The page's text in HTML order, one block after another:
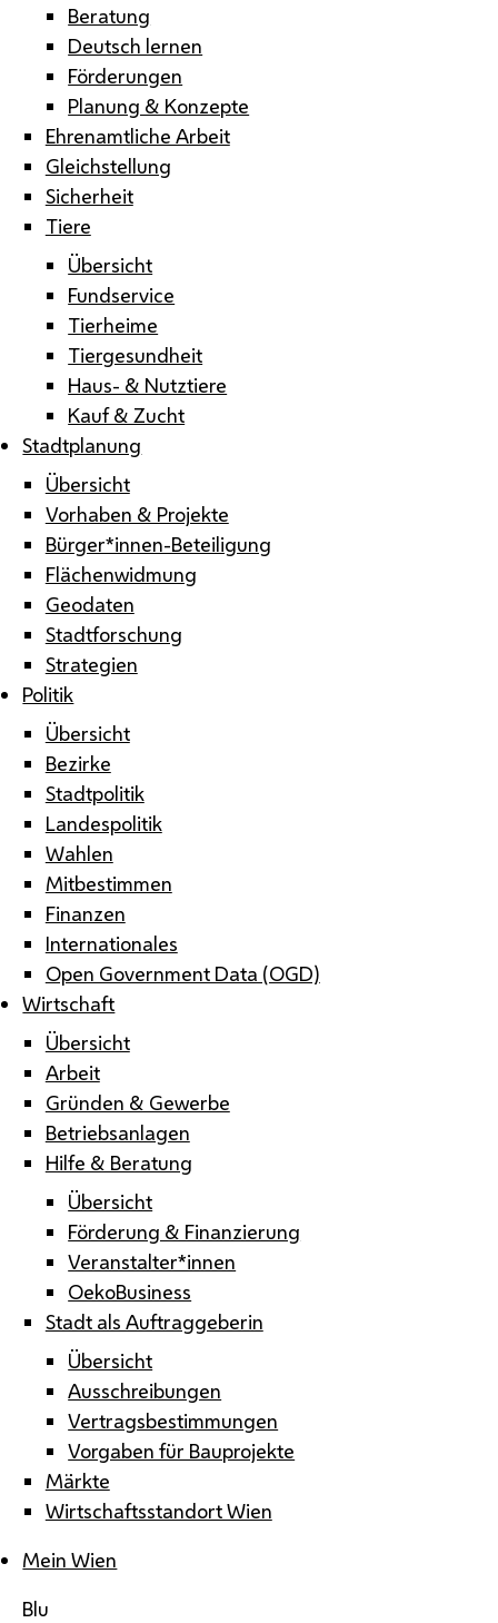
Beratung
Deutsch lernen
Förderungen
Planung & Konzepte
Ehrenamtliche Arbeit
Gleichstellung
Sicherheit
Tiere
Übersicht
Fundservice
Tierheime
Tiergesundheit
Haus- & Nutztiere
Kauf & Zucht
Stadtplanung
Übersicht
Vorhaben & Projekte
Bürger*innen-Beteiligung
Flächenwidmung
Geodaten
Stadtforschung
Strategien
Politik
Übersicht
Bezirke
Stadtpolitik
Landespolitik
Wahlen
Mitbestimmen
Finanzen
Internationales
Open Government Data (OGD)
Wirtschaft
Übersicht
Arbeit
Gründen & Gewerbe
Betriebsanlagen
Hilfe & Beratung
Übersicht
Förderung & Finanzierung
Veranstalter*innen
OekoBusiness
Stadt als Auftraggeberin
Übersicht
Ausschreibungen
Vertragsbestimmungen
Vorgaben für Bauprojekte
Märkte
Wirtschaftsstandort Wien
Mein Wien
Blu